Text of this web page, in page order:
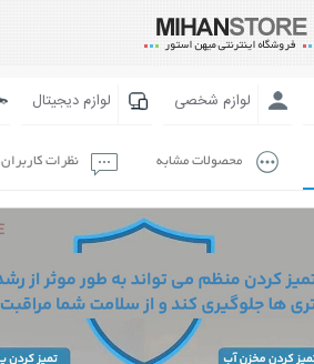
لوازم شخصی لوازم دیجیتال
محصولات مشابه نظرات کاربران